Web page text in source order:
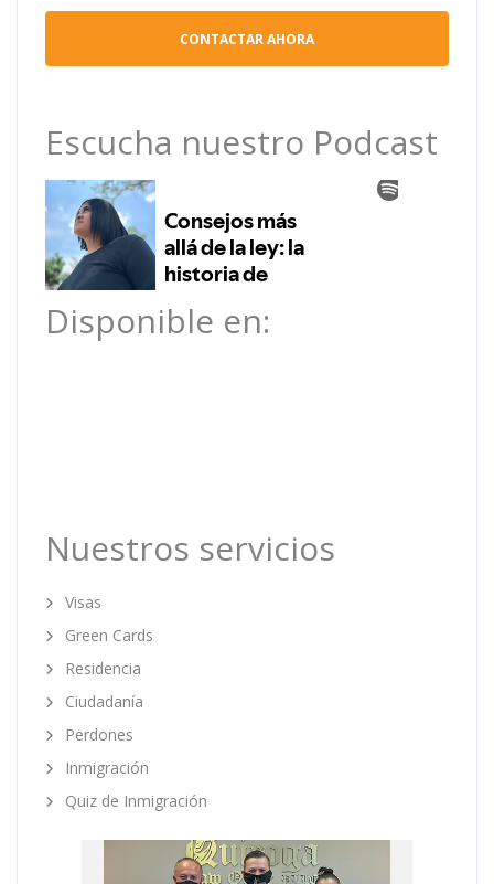
Escucha nuestro Podcast
Disponible en:
Nuestros servicios
Visas
Green Cards
Residencia
Ciudadanía
Perdones
Inmigración
Quiz de Inmigración